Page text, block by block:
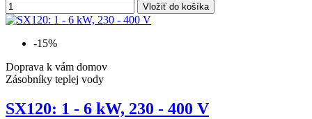
Vložiť do košíka
-15%
Doprava k vám domov
Zásobníky teplej vody
SX120: 1 - 6 kW, 230 - 400 V